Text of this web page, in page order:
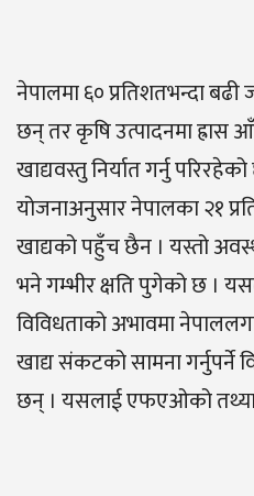
नेपालमा ६० प्रतिशतभन्दा
छन् तर कृषि उत्पादनमा ह्रास
खाद्यवस्तु निर्यात गर्नु
योजनाअनुसार नेपालका २१
खाद्यको पहुँच छैन । यस्तो
भने गम्भीर क्षति पुगेको छ ।
विविधताको अभावमा
खाद्य संकटको सामना गर्नुपर्ने
छन् । यसलाई एफएओको